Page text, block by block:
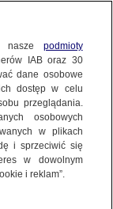
nasze podmioty
IAB oraz 30
dane osobowe
dostęp w celu
przeglądania.
osobowych
w plikach
i sprzeciwić się
w dowolnym
i reklam”.